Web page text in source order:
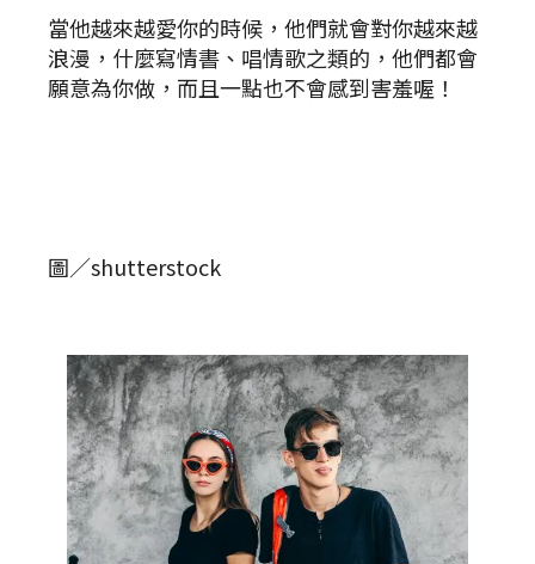
當他越來越愛你的時候，他們就會對你越來越
浪漫，什麼寫情書、唱情歌之類的，他們都會
願意為你做，而且一點也不會感到害羞喔！
圖／shutterstock